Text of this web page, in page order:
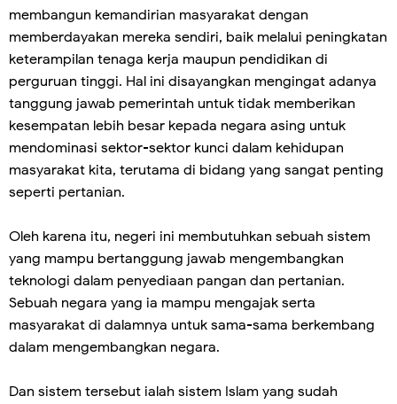
membangun kemandirian masyarakat dengan
memberdayakan mereka sendiri, baik melalui peningkatan
keterampilan tenaga kerja maupun pendidikan di
perguruan tinggi. Hal ini disayangkan mengingat adanya
tanggung jawab pemerintah untuk tidak memberikan
kesempatan lebih besar kepada negara asing untuk
mendominasi sektor-sektor kunci dalam kehidupan
masyarakat kita, terutama di bidang yang sangat penting
seperti pertanian.
Oleh karena itu, negeri ini membutuhkan sebuah sistem
yang mampu bertanggung jawab mengembangkan
teknologi dalam penyediaan pangan dan pertanian.
Sebuah negara yang ia mampu mengajak serta
masyarakat di dalamnya untuk sama-sama berkembang
dalam mengembangkan negara.
Dan sistem tersebut ialah sistem Islam yang sudah